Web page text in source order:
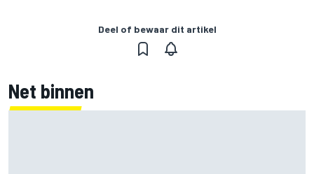
Deel of bewaar dit artikel
Net binnen